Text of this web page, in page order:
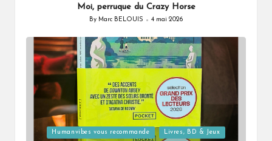
Moi, perruque du Crazy Horse
Posted
By Marc BELOUIS 4 mai 2026
PostedHumanvibes vous recommande Livres, BD & Jeux